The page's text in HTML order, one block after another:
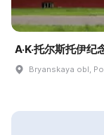
A·K·托尔斯托伊纪
Bryanskaya obl,